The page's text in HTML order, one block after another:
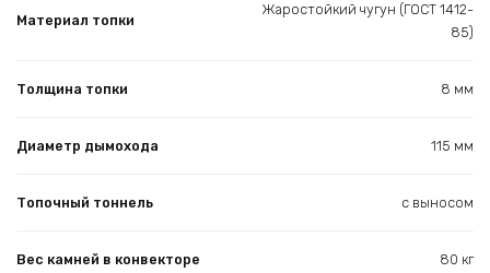
Материал топки
Жаростойкий чугун (ГОСТ 1412-
85)
Толщина топки 8 мм
Диаметр дымохода 115 мм
Топочный тоннель с выносом
Вес камней в конвекторе 80 кг